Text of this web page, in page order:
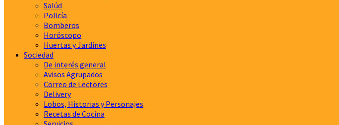
Salúd
Policía
Bomberos
Horóscopo
Huertas y Jardines
Sociedad
De interés general
Avisos Agrupados
Correo de Lectores
Delivery
Lobos, Historias y Personajes
Recetas de Cocina